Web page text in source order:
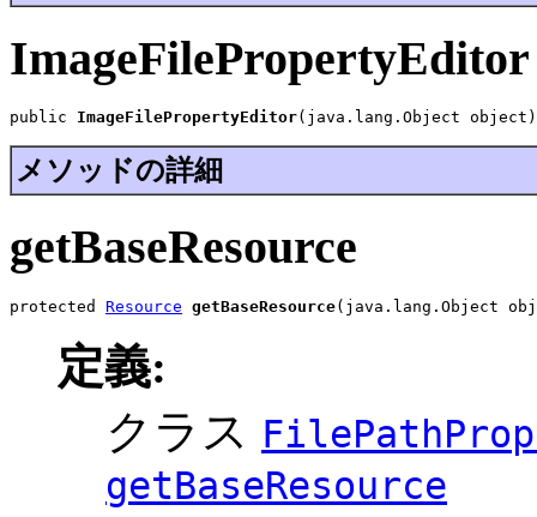
ImageFilePropertyEditor
public ImageFilePropertyEditor(java.lang.Object object)
メソッドの詳細
getBaseResource
protected Resource getBaseResource(java.lang.Object
定義:
クラス
getBaseResource